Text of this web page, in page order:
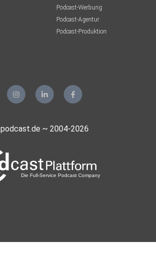
Podcast-Werbung
Podcast-Agentur
Podcast-Produktion
podcast.de ~ 2004-2026